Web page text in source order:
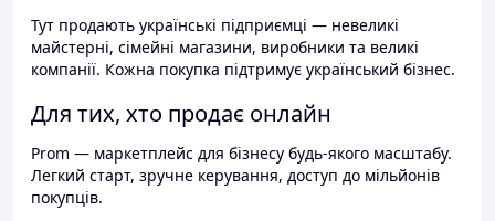
Тут продають українські підприємці — невеликі
майстерні, сімейні магазини, виробники та великі
компанії. Кожна покупка підтримує український бізнес.
Для тих, хто продає онлайн
Prom — маркетплейс для бізнесу будь-якого масштабу.
Легкий старт, зручне керування, доступ до мільйонів
покупців.